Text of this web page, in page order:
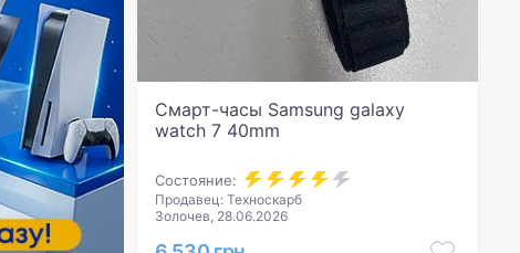
Смарт-часы Samsung galaxy
watch 7 40mm
Состояние:
Продавец: Техноскарб
Золочев, 28.06.2026